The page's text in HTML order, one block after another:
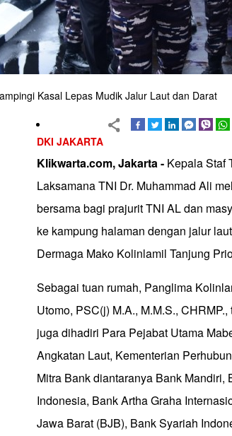
Kasal Lepas Mudik Jalur Laut dan Darat
DKI JAKARTA
Klikwarta.com, Jakarta - Kepala Staf
Laksamana TNI Dr. Muhammad Ali
bersama bagi prajurit TNI AL dan
ke kampung halaman dengan jalur
Dermaga Mako Kolinlamil Tanjung
Sebagai tuan rumah, Panglima
Utomo, PSC(j) M.A., M.M.S.,
juga dihadiri Para Pejabat Utama
Angkatan Laut, Kementerian
Mitra Bank diantaranya Bank Mandiri,
Indonesia, Bank Artha Graha
Jawa Barat (BJB), Bank Syariah